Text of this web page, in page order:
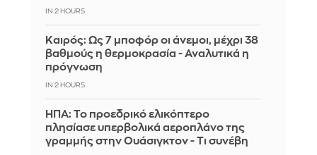
IN 2 HOURS
Καιρός: Ως 7 μποφόρ οι άνεμοι, μέχρι 38
βαθμούς η θερμοκρασία - Αναλυτικά η
πρόγνωση
IN 2 HOURS
ΗΠΑ: Το προεδρικό ελικόπτερο
πλησίασε υπερβολικά αεροπλάνο της
γραμμής στην Ουάσιγκτον - Τι συνέβη